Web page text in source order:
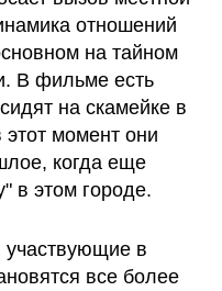
отношений
на тайном
В фильме есть
на скамейке в
момент они
когда еще
в этом городе.
в
все более